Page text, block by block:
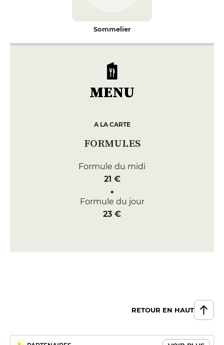
Sommelier
MENU
A LA CARTE
FORMULES
Formule du midi
21 €
Formule du jour
23 €
RETOUR EN HAUT